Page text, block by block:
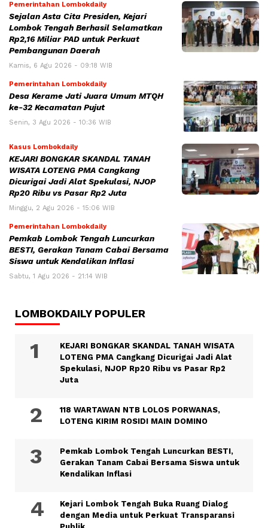
Pemerintahan Lombokdaily
Sejalan Asta Cita Presiden, Kejari
Lombok Tengah Berhasil Selamatkan
Rp2,16 Miliar PAD untuk Perkuat
Pembangunan Daerah
Kamis, 6 Agu 2026 - 09:18 WIB
Pemerintahan Lombokdaily
Desa Kerame Jati Juara Umum MTQH
ke-32 Kecamatan Pujut
Senin, 3 Agu 2026 - 10:36 WIB
Kasus Lombokdaily
KEJARI BONGKAR SKANDAL TANAH
WISATA LOTENG PMA Cangkang
Dicurigai Jadi Alat Spekulasi, NJOP
Rp20 Ribu vs Pasar Rp2 Juta
Minggu, 2 Agu 2026 - 15:06 WIB
Pemerintahan Lombokdaily
Pemkab Lombok Tengah Luncurkan
BESTI, Gerakan Tanam Cabai Bersama
Siswa untuk Kendalikan Inflasi
Sabtu, 1 Agu 2026 - 21:14 WIB
LOMBOKDAILY POPULER
KEJARI BONGKAR SKANDAL TANAH WISATA
LOTENG PMA Cangkang Dicurigai Jadi Alat
Spekulasi, NJOP Rp20 Ribu vs Pasar Rp2
Juta
118 WARTAWAN NTB LOLOS PORWANAS,
LOTENG KIRIM ROSIDI MAIN DOMINO
Pemkab Lombok Tengah Luncurkan BESTI,
Gerakan Tanam Cabai Bersama Siswa untuk
Kendalikan Inflasi
Kejari Lombok Tengah Buka Ruang Dialog
dengan Media untuk Perkuat Transparansi